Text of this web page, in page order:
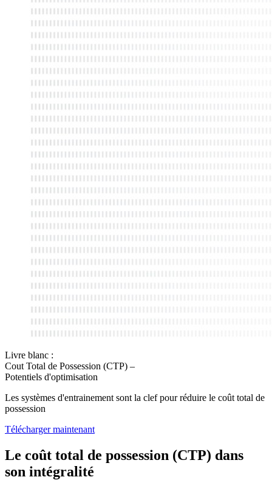
Livre blanc :
Cout Total de Possession (CTP) –
Potentiels d'optimisation
Les systèmes d'entrainement sont la clef pour réduire le coût total de
possession
Télécharger maintenant
Le coût total de possession (CTP) dans
son intégralité